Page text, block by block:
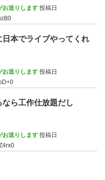
お送りします 投稿日
本でライブやってくれ
お送りします 投稿日
ら工作仕放題だし
お送りします 投稿日